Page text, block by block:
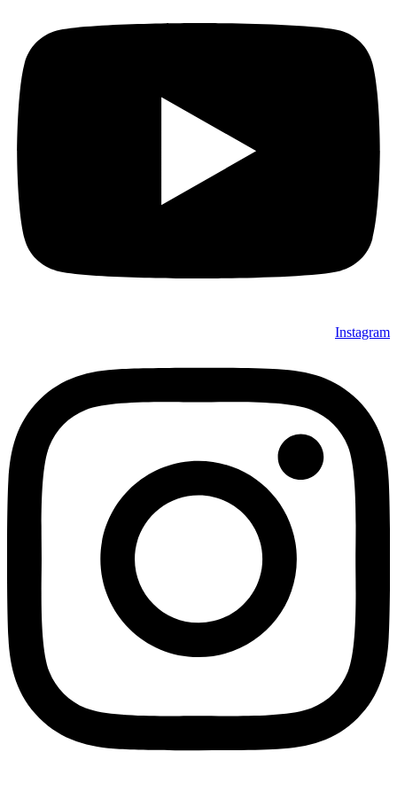
Instagram